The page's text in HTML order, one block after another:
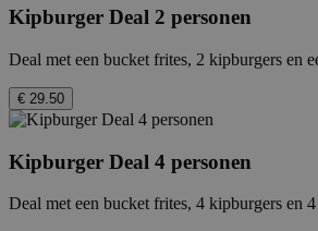
Kipburger Deal 2 personen
Deal met een bucket frites, 2 kipburgers en
€ 29.50
Kipburger Deal 4 personen
Deal met een bucket frites, 4 kipburgers en